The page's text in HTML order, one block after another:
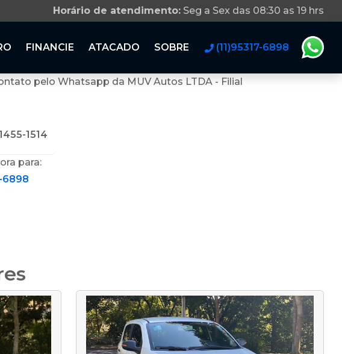
Horário de atendimento: Seg a Sex das 08:30 as 19 hrs
FINANCIE ATACADO SOBRE (11)95317-6898
pelo Whatsapp da MUV Autos LTDA - Filial
1514
para:
6898